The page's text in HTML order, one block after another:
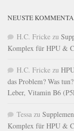
NEUSTE
H.C. Fricke zu
Komplex für HPU &
H.C. Fricke zu
das Problem? Was
Leber, Vitamin B6
Tessa zu
Komplex für HPU &